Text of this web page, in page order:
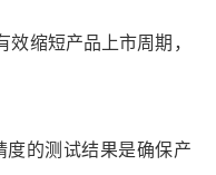
缩短产品上市周期，
度的测试结果是确保产